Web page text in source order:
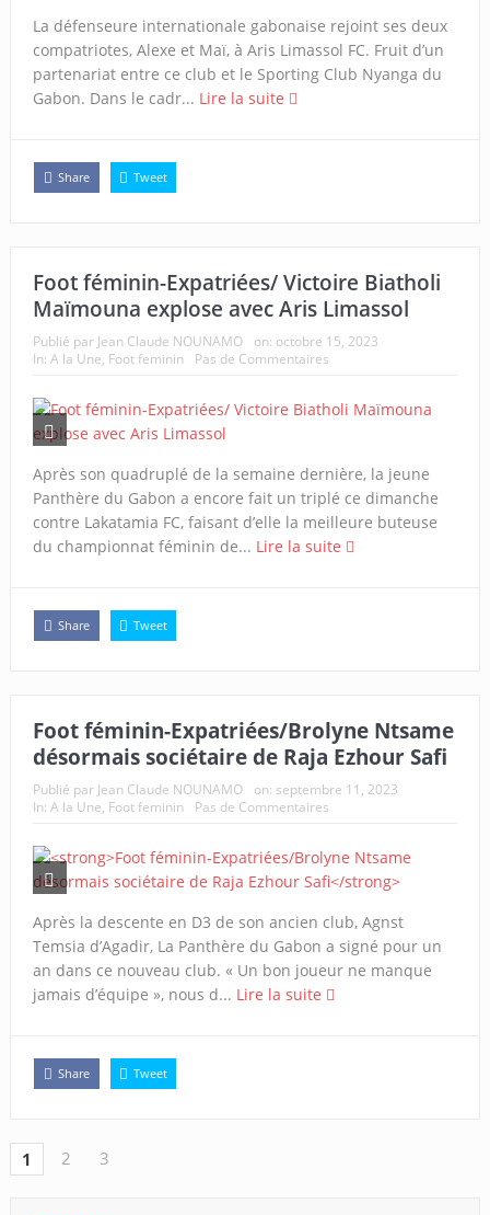
La défenseure internationale gabonaise rejoint ses deux
compatriotes, Alexe et Maï, à Aris Limassol FC. Fruit d’un
partenariat entre ce club et le Sporting Club Nyanga du
Gabon. Dans le cadr... Lire la suite
Share Tweet
Foot féminin-Expatriées/ Victoire Biatholi
Maïmouna explose avec Aris Limassol
Publié par Jean Claude NOUNAMO on: octobre 15, 2023
In: A la Une, Foot feminin Pas de Commentaires
Après son quadruplé de la semaine dernière, la jeune
Panthère du Gabon a encore fait un triplé ce dimanche
contre Lakatamia FC, faisant d’elle la meilleure buteuse
du championnat féminin de... Lire la suite
Share Tweet
Foot féminin-Expatriées/Brolyne Ntsame
désormais sociétaire de Raja Ezhour Safi
Publié par Jean Claude NOUNAMO on: septembre 11, 2023
In: A la Une, Foot feminin Pas de Commentaires
Après la descente en D3 de son ancien club, Agnst
Temsia d’Agadir, La Panthère du Gabon a signé pour un
an dans ce nouveau club. « Un bon joueur ne manque
jamais d’équipe », nous d... Lire la suite
Share Tweet
1 2 3